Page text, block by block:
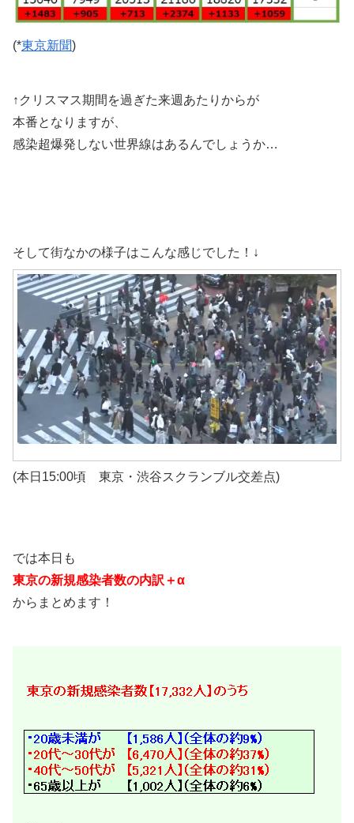
(*東京新聞)
↑クリスマス期間を過ぎた来週あたりからが
本番となりますが、
感染超爆発しない世界線はあるんでしょうか…
そして街なかの様子はこんな感じでした！↓
(本日15:00頃 東京・渋谷スクランブル交差点)
では本日も
東京の新規感染者数の内訳＋α
からまとめます！